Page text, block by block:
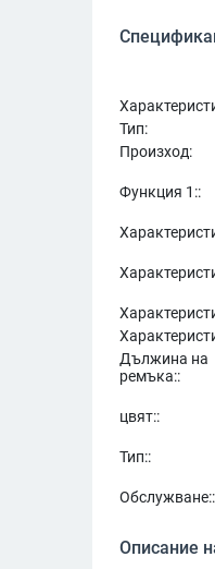
Тип:
Произход:
Функция 1::
Дължина на
ремъка::
цвят::
Тип::
Обслужване::
Описание